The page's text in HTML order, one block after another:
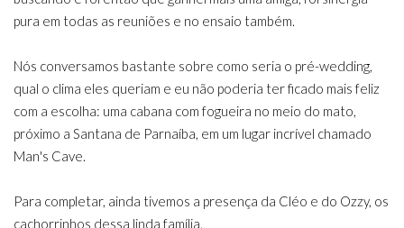
pura em todas as reuniões e no ensaio também.
Nós conversamos bastante sobre como seria o pré-wedding,
qual o clima eles queriam e eu não poderia ter ficado mais feliz
com a escolha: uma cabana com fogueira no meio do mato,
próximo a Santana de Parnaíba, em um lugar incrível chamado
Man's Cave.
Para completar, ainda tivemos a presença da Cléo e do Ozzy, os
cachorrinhos dessa linda família.